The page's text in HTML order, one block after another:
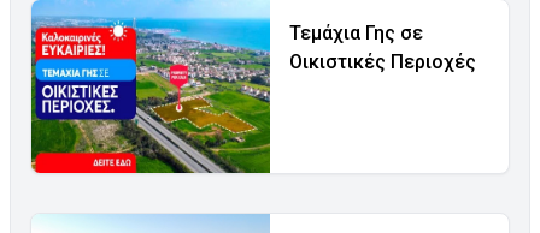
Τεμάχια Γης σε
Οικιστικές Περιοχές